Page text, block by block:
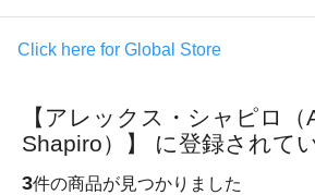
Click here for Global Store
【アレックス・シャピロ（
Shapiro）】 に登録されて
3件の商品が見つかりました